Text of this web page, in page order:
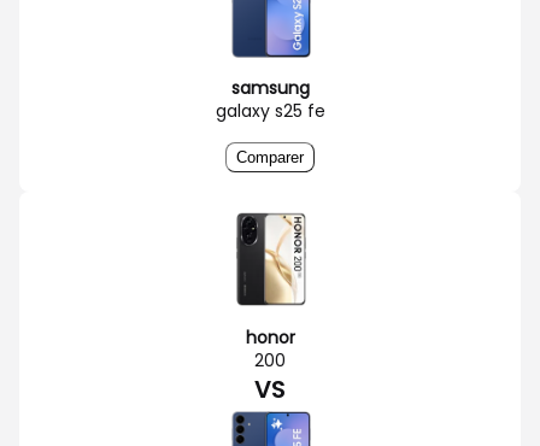
samsung
galaxy s25 fe
Comparer
honor
200
VS